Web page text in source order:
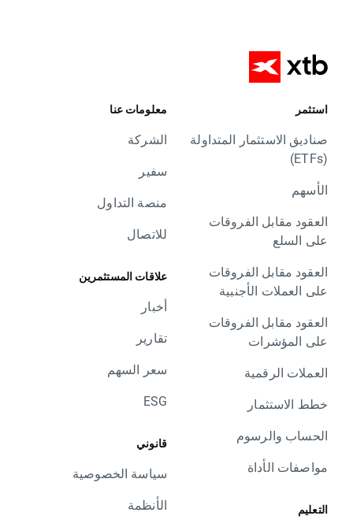
استثمر
صناديق الاستثمار المتداولة
(ETFs)
الأسهم
العقود مقابل الفروقات
على السلع
العقود مقابل الفروقات
على العملات الأجنبية
العقود مقابل الفروقات
على المؤشرات
العملات الرقمية
خطط الاستثمار
الحساب والرسوم
مواصفات الأداة
التعليم
معلومات عنا
الشركة
سفير
منصة التداول
للاتصال
علاقات المستثمرين
أخبار
تقارير
سعر السهم
ESG
قانوني
سياسة الخصوصية
الأنظمة